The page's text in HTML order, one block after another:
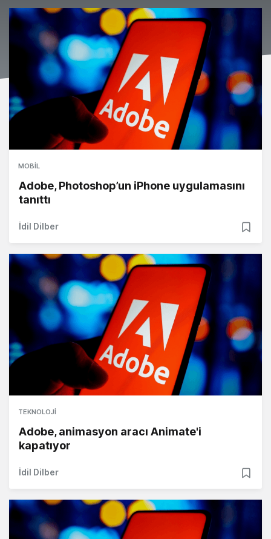
MOBIL
Adobe, Photoshop’un iPhone uygulamasını
tanıttı
İdil Dilber
TEKNOLOJI
Adobe, animasyon aracı Animate'i
kapatıyor
İdil Dilber